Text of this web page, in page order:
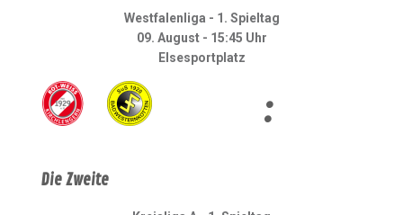
Westfalenliga - 1. Spieltag
09. August - 15:45 Uhr
Elsesportplatz
:
Die Zweite